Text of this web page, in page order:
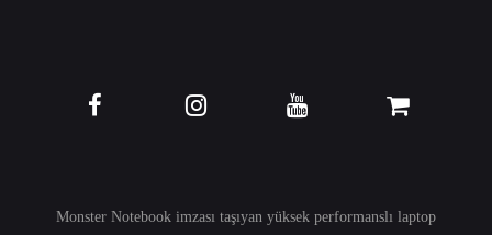
Monster Notebook imzası taşıyan yüksek performanslı laptop